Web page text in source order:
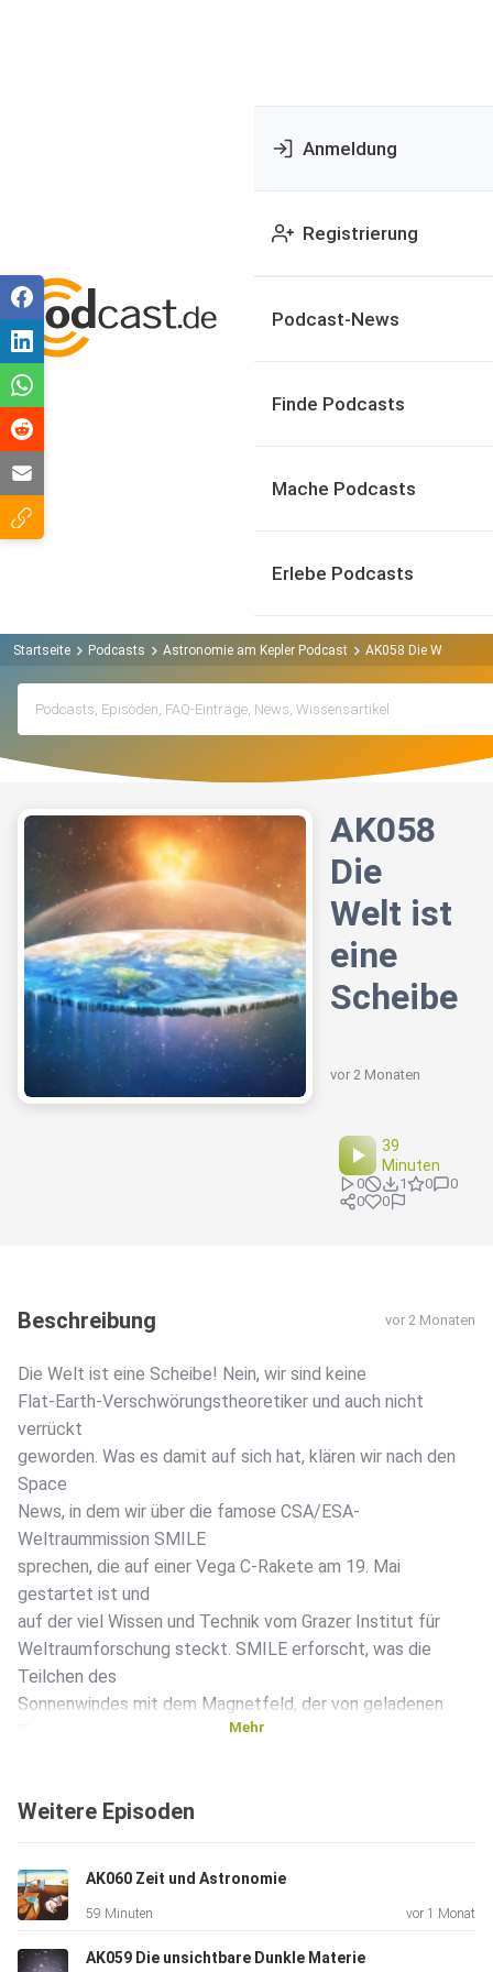
Anmeldung
Registrierung
Podcast-News
Finde Podcasts
Mache Podcasts
Erlebe Podcasts
Startseite Podcasts Astronomie am Kepler Podcast AK058 Die Welt ist
AK058
Die
Welt ist
eine
Scheibe
vor 2 Monaten
39
Minuten
0 1 0
0
0
0
Beschreibung vor 2 Monaten
Die Welt ist eine Scheibe! Nein, wir sind keine
Flat-Earth-Verschwörungstheoretiker und auch nicht
verrückt
geworden. Was es damit auf sich hat, klären wir nach den
Space
News, in dem wir über die famose CSA/ESA-
Weltraummission SMILE
sprechen, die auf einer Vega C-Rakete am 19. Mai
gestartet ist und
auf der viel Wissen und Technik vom Grazer Institut für
Weltraumforschung steckt. SMILE erforscht, was die
Teilchen des
Sonnenwindes mit dem Magnetfeld, der von geladenen
Neben schönen Polarlichtern können dabei nämlich
zerstörerische geomagnetische Stürme entstehen. Zu
dieser Mission
gibt es übrigens neben einem Infopaket auch ein cooles
Comic (auf
Mehr
Weitere Episoden
AK060 Zeit und Astronomie
59 Minuten vor 1 Monat
AK059 Die unsichtbare Dunkle Materie